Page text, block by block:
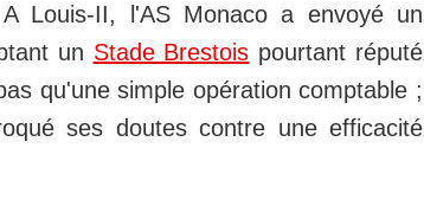
Louis-II, l'AS Monaco a envoyé un
un Stade Brestois pourtant réputé
qu'une simple opération comptable ;
ses doutes contre une efficacité